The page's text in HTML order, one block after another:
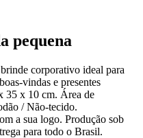
pequena
corporativo ideal para
vindas e presentes
35 x 10 cm. Área de
/ Não-tecido.
a sua logo. Produção sob
para todo o Brasil.